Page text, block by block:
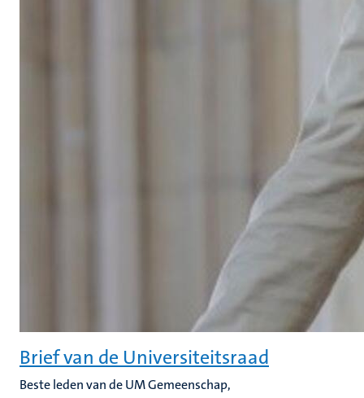
Brief van de Universiteitsraad
Beste leden van de UM Gemeenschap,